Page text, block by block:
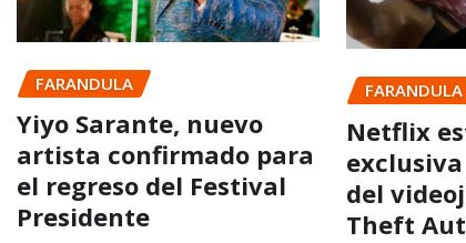
FARANDULA
Yiyo Sarante, nuevo
artista confirmado para
el regreso del Festival
Presidente
FARANDULA
Netflix
del
Theft